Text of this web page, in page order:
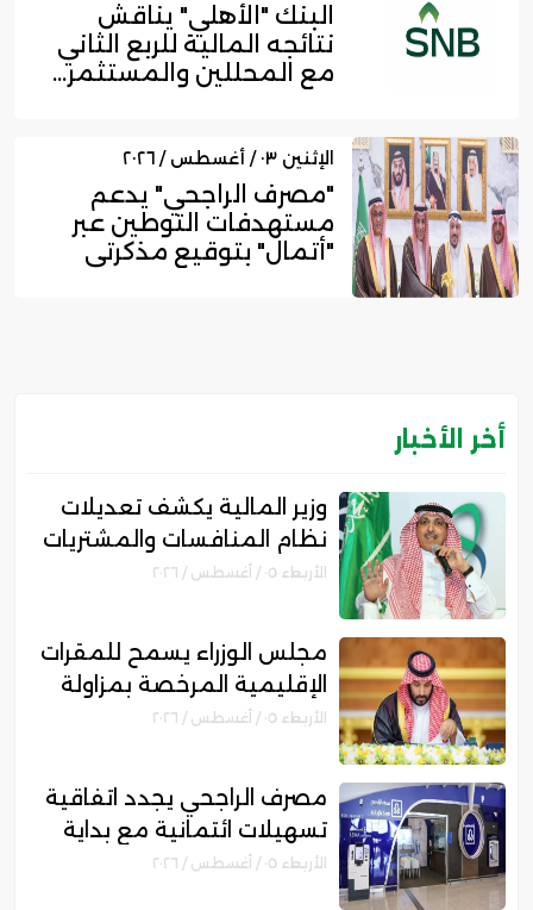
البنك "الأهلي" يناقش
نتائجه المالية للربع الثاني
مع المحللين والمستثمر...
الإثنين ٠٣ / أغسطس / ٢٠٢٦
"مصرف الراجحي" يدعم
مستهدفات التوطين عبر
"أتمال" بتوقيع مذكرتي
أخر الأخبار
وزير المالية يكشف تعديلات
نظام المنافسات والمشتريات
الحكومية الجديد
الأربعاء ٠٥ / أغسطس / ٢٠٢٦
مجلس الوزراء يسمح للمقرات
الإقليمية المرخصة بمزاولة
الأنشطة المالية عابرة الحدود
الأربعاء ٠٥ / أغسطس / ٢٠٢٦
مصرف الراجحي يجدد اتفاقية
تسهيلات ائتمانية مع بداية
الأربعاء ٠٥ / أغسطس / ٢٠٢٦